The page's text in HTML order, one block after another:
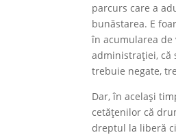
parcurs care a
bunăstarea. E
în acumularea
administrației, că
trebuie negate,
Dar, în același
cetățenilor că
dreptul la liberă